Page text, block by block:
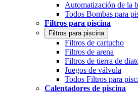
Automatización de la
Todos Bombas para
Filtros para piscina
Filtros para piscina
Filtros de cartucho
Filtros de arena
Filtros de tierra de
Juegos de válvula
Todos Filtros para
Calentadores de piscina